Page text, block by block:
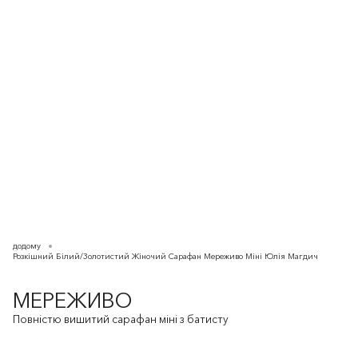
додому
Розкішний Білий/Золотистий Жіночий Сарафан Мереживо Міні Юлія Магдич
МЕРЕЖИВО
Повністю вишитий сарафан міні з батисту